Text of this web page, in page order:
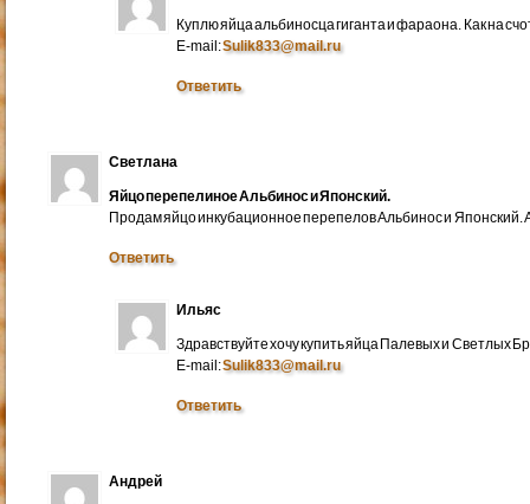
Куплю яйца альбиносца гиганта и фараона. Как на
E-mail:Sulik833@mail.ru
Ответить
Светлана
Яйцо перепелиное Альбинос и Японский.
Продам яйцо инкубационное перепелов Альбинос и
Ответить
Ильяс
Здравствуйте хочу купить яйца Палевых и Светлых
E-mail:Sulik833@mail.ru
Ответить
Андрей